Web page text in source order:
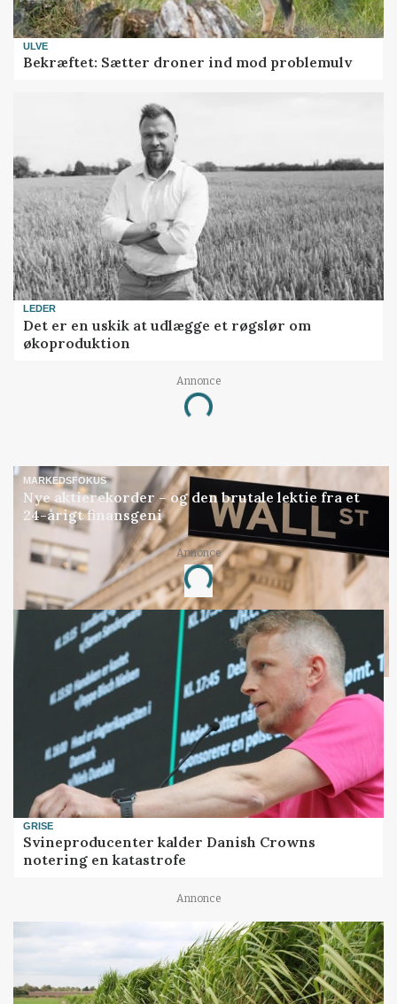
ULVE
Bekræftet: Sætter droner ind mod problemulv
LEDER
Det er en uskik at udlægge et røgslør om
økoproduktion
Annonce
Loading...
MARKEDSFOKUS
Nye aktierekorder – og den brutale lektie fra et
24-årigt finansgeni
Annonce
Loading...
GRISE
Svineproducenter kalder Danish Crowns
notering en katastrofe
Annonce